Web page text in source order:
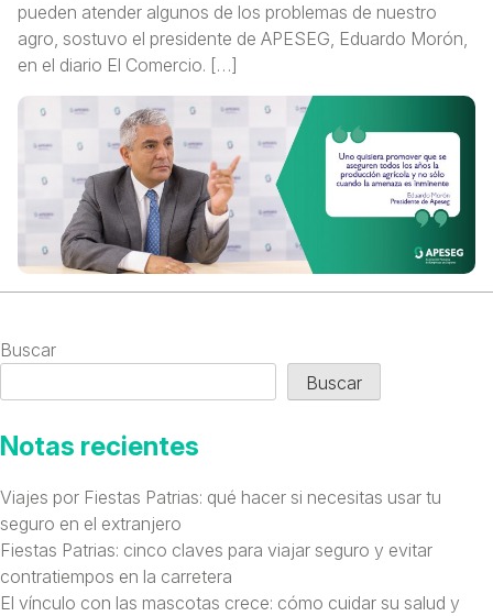
pueden atender algunos de los problemas de nuestro
agro, sostuvo el presidente de APESEG, Eduardo Morón,
en el diario El Comercio. […]
Buscar
Buscar
Notas recientes
Viajes por Fiestas Patrias: qué hacer si necesitas usar tu
seguro en el extranjero
Fiestas Patrias: cinco claves para viajar seguro y evitar
contratiempos en la carretera
El vínculo con las mascotas crece: cómo cuidar su salud y